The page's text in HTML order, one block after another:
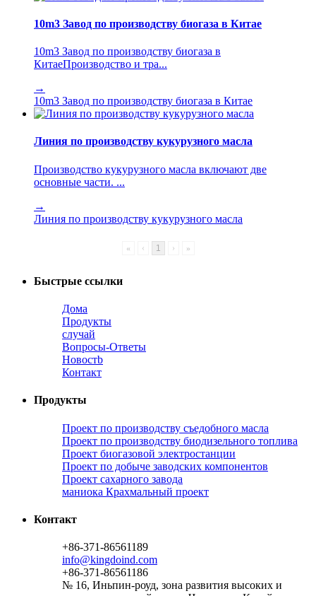
10m3 Завод по производству биогаза в Китае
10m3 Завод по производству биогаза в
КитаеПроизводство и тра...
→
10m3 Завод по производству биогаза в Китае
Линия по производству кукурузного масла
Производство кукурузного масла включают две
основные части. ...
→
Линия по производству кукурузного масла
« ‹ 1 › »
Быстрые ссылки
Дома
Продукты
случай
Вопросы-Ответы
Новостb
Контакт
Продукты
Проект по производству съедобного масла
Проект по производству биодизельного топлива
Проект биогазовой электростанции
Проект по добыче заводских компонентов
Проект сахарного завода
маниока Крахмальный проект
Контакт
+86-371-86561189
info@kingdoind.com
+86-371-86561186
№ 16, Иньпин-роуд, зона развития высоких и